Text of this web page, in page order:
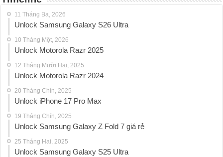
11 Tháng Ba, 2026
Unlock Samsung Galaxy S26 Ultra
10 Tháng Một, 2026
Unlock Motorola Razr 2025
12 Tháng Mười Hai, 2025
Unlock Motorola Razr 2024
20 Tháng Chín, 2025
Unlock iPhone 17 Pro Max
19 Tháng Chín, 2025
Unlock Samsung Galaxy Z Fold 7 giá rẻ
25 Tháng Hai, 2025
Unlock Samsung Galaxy S25 Ultra